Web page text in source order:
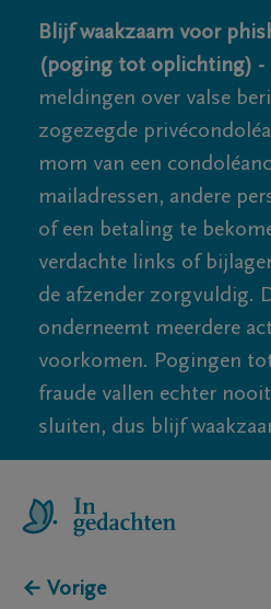
Blijf waakzaam voor
(poging tot oplichting) -
meldingen over valse
zogezegde
mom van een
mailadressen, andere
of een betaling te
verdachte links of
de afzender zorgvuldig.
onderneemt meerdere
voorkomen. Pogingen
fraude vallen echter
sluiten, dus blijf
← Vorige